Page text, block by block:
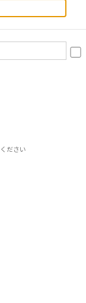
ださい